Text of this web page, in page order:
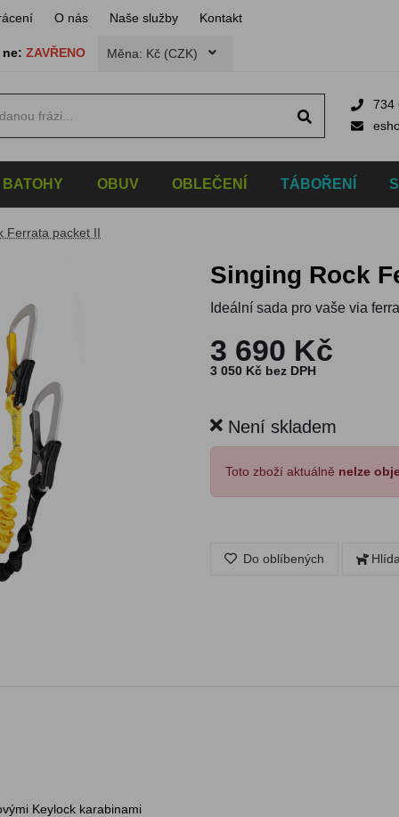
O nás Naše služby Kontakt
ne: ZAVŘENO Měna: Kč (CZK)
734
BATOHY OBUV OBLEČENÍ TÁBOŘENÍ
Ferrata packet II
Singing Rock
Ideální sada pro vaše via
3 690 Kč
3 050 Kč bez DPH
Není skladem
Toto zboží aktuálně nelze
Do oblíbených
Keylock karabinami